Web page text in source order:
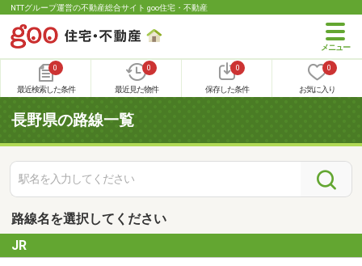
NTTグループ運営の不動産総合サイト goo住宅・不動産
0
最近検索した条件
0
最近見た物件
0
保存した条件
0
お気に入り
長野県の路線一覧
路線名を選択してください
JR